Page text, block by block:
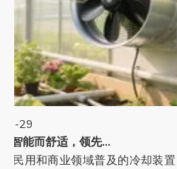
29
交流风机：智能而舒适，领先的消费升级
民用和商业领域普及的冷却装置